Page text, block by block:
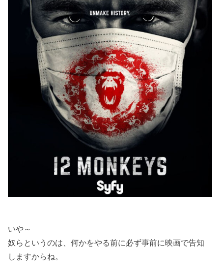
いや～
奴らというのは、何かをやる前に必ず事前に映画で告知
しますからね。